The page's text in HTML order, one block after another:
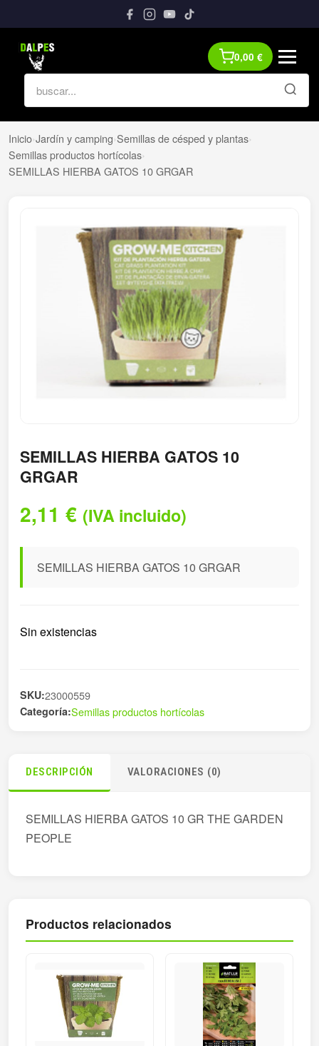
0,00 €
Inicio›Jardín y camping›Semillas de césped y plantas›
Semillas productos hortícolas›
SEMILLAS HIERBA GATOS 10 GRGAR
SEMILLAS HIERBA GATOS 10
GRGAR
2,11 € (IVA incluido)
SEMILLAS HIERBA GATOS 10 GRGAR
Sin existencias
SKU:23000559
Categoría:Semillas productos hortícolas
DESCRIPCIÓN VALORACIONES (0)
SEMILLAS HIERBA GATOS 10 GR THE GARDEN
PEOPLE
Productos relacionados